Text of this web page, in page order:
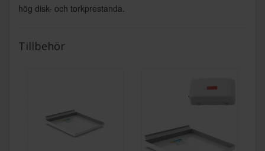
hög disk- och torkprestanda.
Tillbehör